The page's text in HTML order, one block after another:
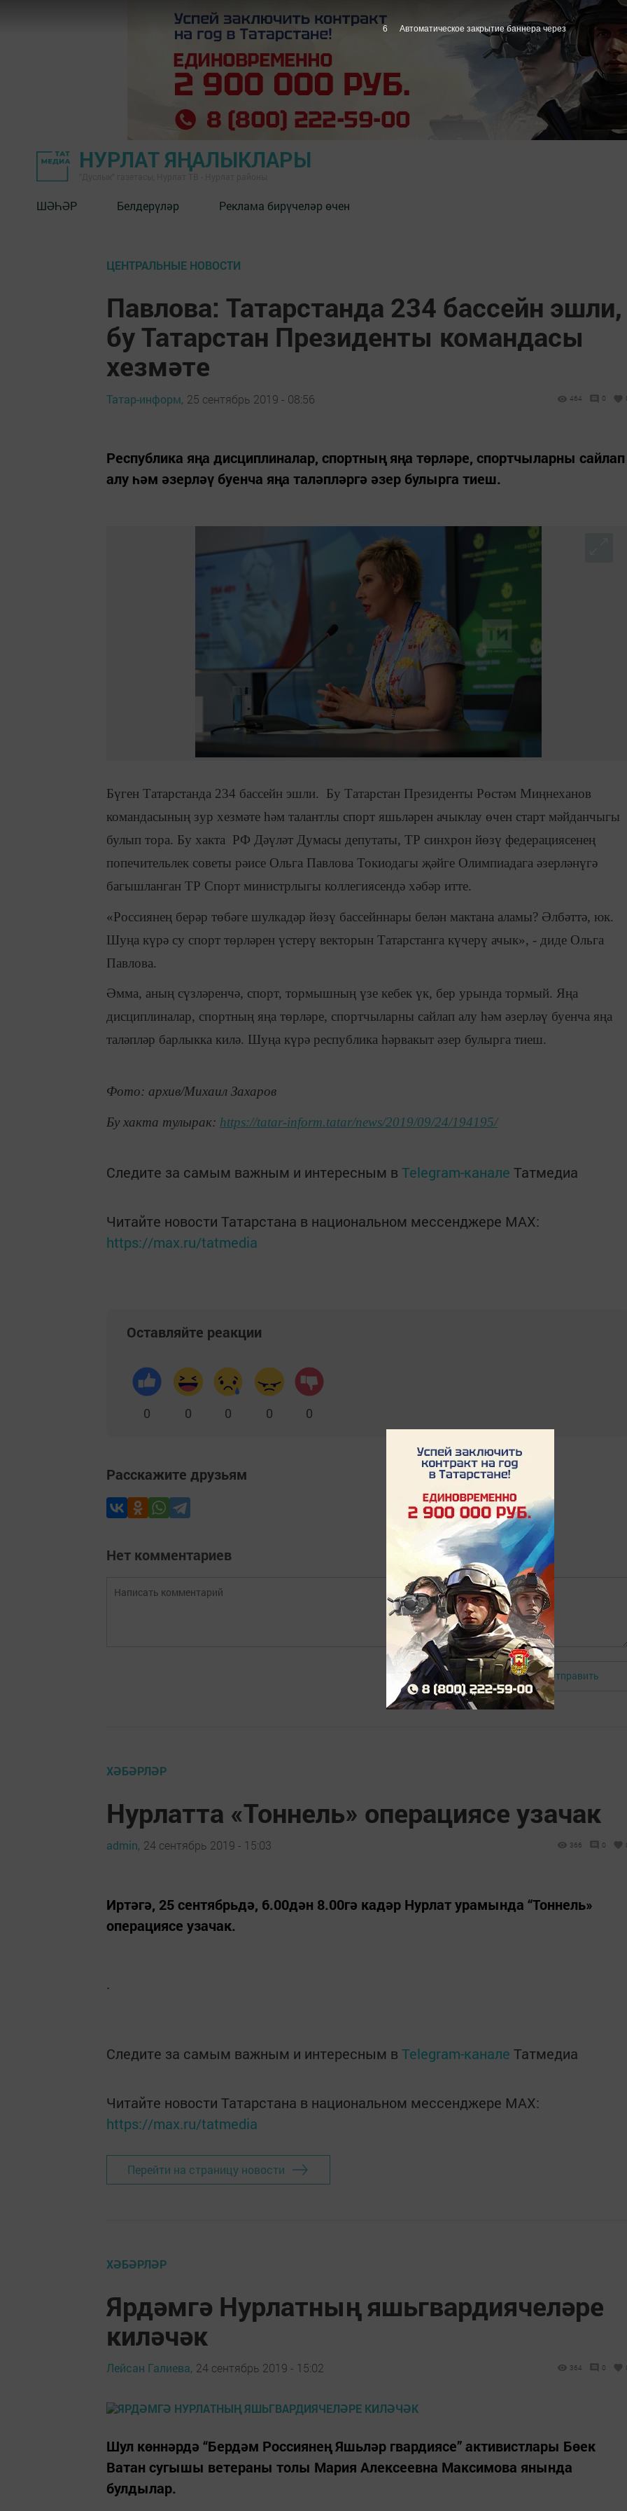
НУРЛАТ ЯҢАЛЫКЛАРЫ
ШӘҺӘР Белдерүләр Реклама бирүчеләр өчен
ЦЕНТРАЛЬНЫЕ НОВОСТИ
Павлова: Татарстанда 234 бассейн эшли,
бу Татарстан Президенты командасы
хезмәте
Татар-информ, 25 сентябрь 2019 - 08:56 464 0
Республика яңа дисциплиналар, спортның яңа төрләре, спортчыларны сайлап
алу һәм әзерләү буенча яңа таләпләргә әзер булырга тиеш.
Бүген Татарстанда 234 бассейн эшли. Бу Татарстан Президенты Рөстәм Миңнеханов
командасының зур хезмәте һәм талантлы спорт яшьләрен ачыклау өчен старт мәйданчыгы
булып тора. Бу хакта РФ Дәүләт Думасы депутаты, ТР синхрон йөзү федерациясенең
попечительлек советы рәисе Ольга Павлова Токиодагы җәйге Олимпиадага әзерләнүгә
багышланган ТР Спорт министрлыгы коллегиясендә хәбәр итте.
«Россиянең берәр төбәге шулкадәр йөзү бассейннары белән мактана аламы? Әлбәттә, юк.
Шуңа күрә су спорт төрләрен үстерү векторын Татарстанга күчерү ачык», - диде Ольга
Павлова.
Әмма, аның сүзләренчә, спорт, тормышның үзе кебек үк, бер урында тормый. Яңа
дисциплиналар, спортның яңа төрләре, спортчыларны сайлап алу һәм әзерләү буенча яңа
таләпләр барлыкка килә. Шуңа күрә республика һәрвакыт әзер булырга тиеш.
Фото: архив/Михаил Захаров
Бу хакта тулырак: https://tatar-inform.tatar/news/2019/09/24/194195/
Следите за самым важным и интересным в Telegram-канале Татмедиа
Читайте новости Татарстана в национальном мессенджере MАХ:
https://max.ru/tatmedia
Оставляйте реакции
0 0 0 0 0
Расскажите друзьям
Нет комментариев
Авторизоваться Отправить
ХӘБӘРЛӘР
Нурлатта «Тоннель» операциясе узачак
admin, 24 сентябрь 2019 - 15:03 366 0
Иртәгә, 25 сентябрьдә, 6.00дән 8.00гә кадәр Нурлат урамында “Тоннель»
операциясе узачак.
.
Следите за самым важным и интересным в Telegram-канале Татмедиа
Читайте новости Татарстана в национальном мессенджере MАХ:
https://max.ru/tatmedia
Перейти на страницу новости
ХӘБӘРЛӘР
Ярдәмгә Нурлатның яшьгвардиячеләре
киләчәк
Лейсан Галиева, 24 сентябрь 2019 - 15:02 364 0
Шул көннәрдә “Бердәм Россиянең Яшьләр гвардиясе” активистлары Бөек
Ватан сугышы ветераны толы Мария Алексеевна Максимова янында
булдылар.
5 Автоматическое закрытие баннера через